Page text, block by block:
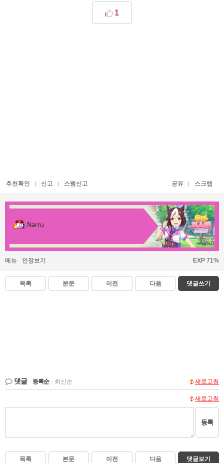
1
추천확인 신고 스팸신고 공유 스크랩
Narru
메뉴 인장보기 EXP 71%
목록 본문 이전 다음 댓글쓰기
댓글 등록순 최신순 새로고침
새로고침
등록
목록 본문 이전 다음 댓글보기